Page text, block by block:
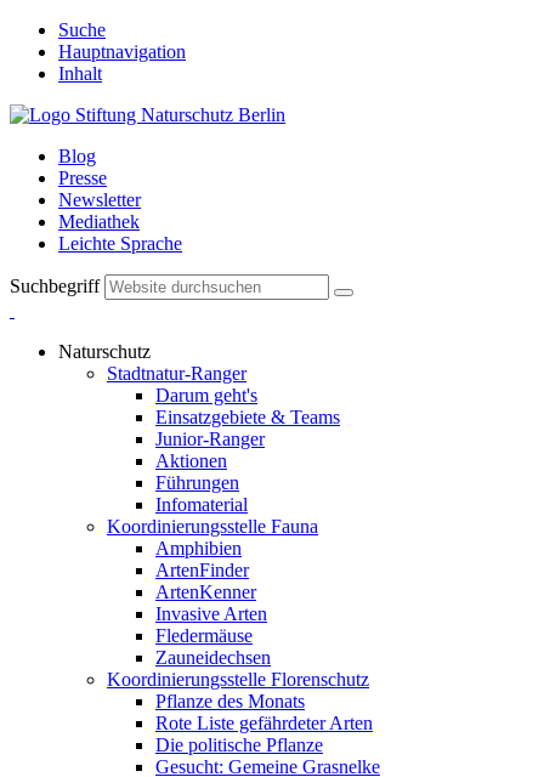
Suche
Hauptnavigation
Inhalt
Blog
Presse
Newsletter
Mediathek
Leichte Sprache
Suchbegriff
Naturschutz
Stadtnatur-Ranger
Darum geht's
Einsatzgebiete & Teams
Junior-Ranger
Aktionen
Führungen
Infomaterial
Koordinierungsstelle Fauna
Amphibien
ArtenFinder
ArtenKenner
Invasive Arten
Fledermäuse
Zauneidechsen
Koordinierungsstelle Florenschutz
Pflanze des Monats
Rote Liste gefährdeter Arten
Die politische Pflanze
Gesucht: Gemeine Grasnelke